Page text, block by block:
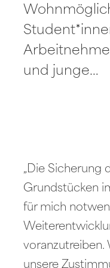
und junge…
„Die Sicherung
Grundstücken
für mich
voranzutreiben.
unsere